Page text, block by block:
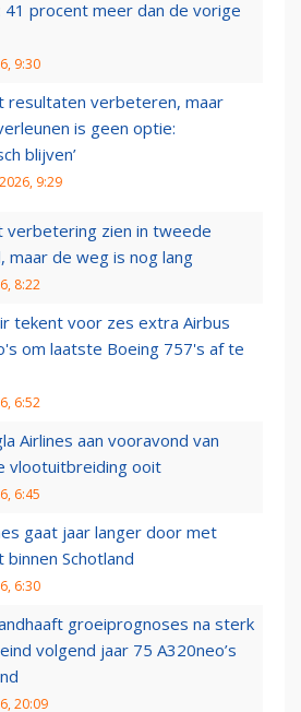
41 procent meer dan de vorige
9:30
resultaten verbeteren, maar
is geen optie:
blijven’
9:29
verbetering zien in tweede
maar de weg is nog lang
8:22
tekent voor zes extra Airbus
om laatste Boeing 757's af te
6:52
Airlines aan vooravond van
vlootuitbreiding ooit
6:45
gaat jaar langer door met
binnen Schotland
6:30
groeiprognoses na sterk
volgend jaar 75 A320neo’s
20:09